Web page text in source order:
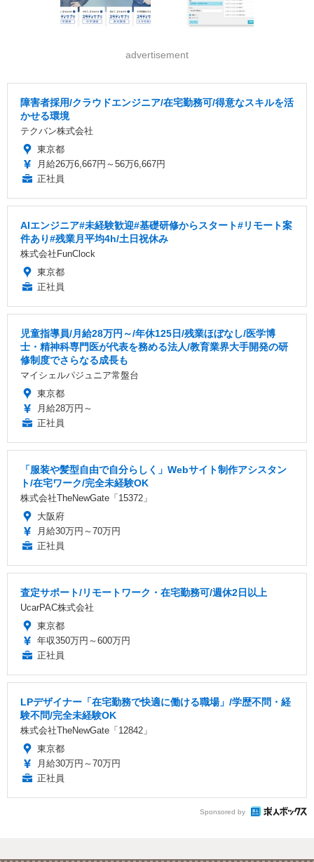
advertisement
障害者採用/クラウドエンジニア/在宅勤務可/得意なスキルを活
かせる環境
テクバン株式会社
東京都
月給26万6,667円～56万6,667円
正社員
AIエンジニア#未経験歓迎#基礎研修からスタート#リモート案
件あり#残業月平均4h/土日祝休み
株式会社FunClock
東京都
正社員
児童指導員/月給28万円～/年休125日/残業ほぼなし/医学博
士・精神科専門医が代表を務める法人/教育業界大手開発の研
修制度でさらなる成長も
マイシェルパジュニア常盤台
東京都
月給28万円～
正社員
「服装や髪型自由で自分らしく」Webサイト制作アシスタン
ト/在宅ワーク/完全未経験OK
株式会社TheNewGate「15372」
大阪府
月給30万円～70万円
正社員
査定サポート/リモートワーク・在宅勤務可/週休2日以上
UcarPAC株式会社
東京都
年収350万円～600万円
正社員
LPデザイナー「在宅勤務で快適に働ける職場」/学歴不問・経
験不問/完全未経験OK
株式会社TheNewGate「12842」
東京都
月給30万円～70万円
正社員
Sponsored by